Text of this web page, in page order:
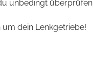
unbedingt überprüfen
dein Lenkgetriebe!